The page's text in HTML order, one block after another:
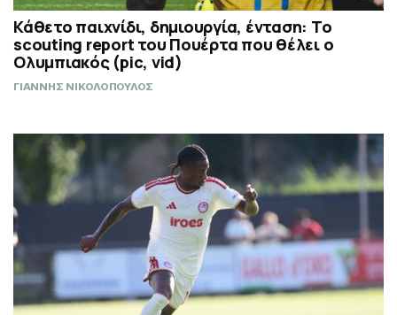
Κάθετο παιχνίδι, δημιουργία, ένταση: Το
scouting report του Πουέρτα που θέλει ο
Ολυμπιακός (pic, vid)
ΓΙΑΝΝΗΣ ΝΙΚΟΛΟΠΟΥΛΟΣ